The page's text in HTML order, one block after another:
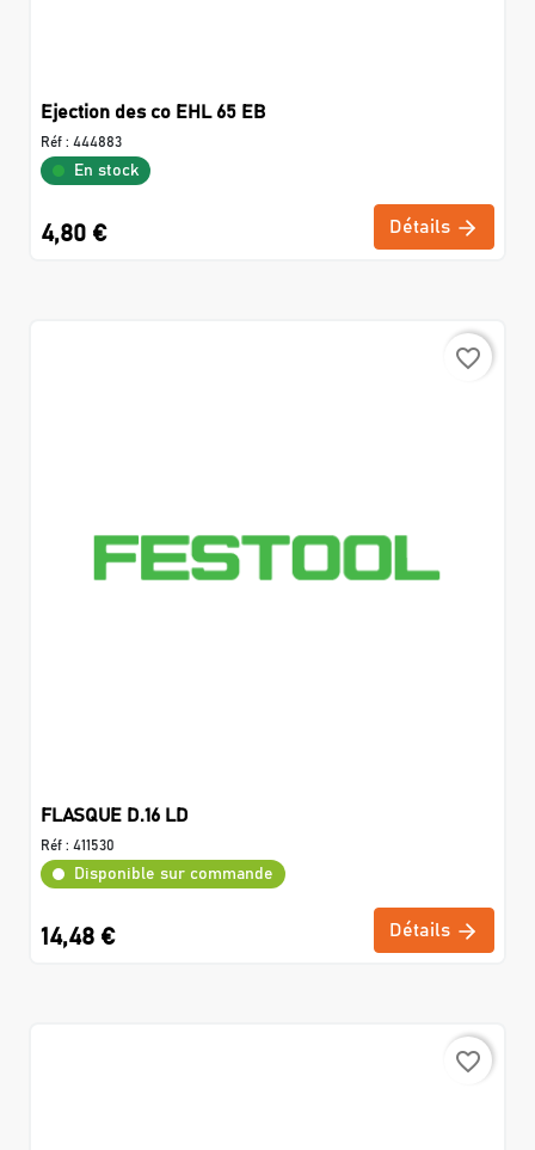
Ejection des co EHL 65 EB
Réf : 444883
En stock
4,80 € Détails
favorite_border
FLASQUE D.16 LD
Réf : 411530
Disponible sur commande
14,48 € Détails
favorite_border